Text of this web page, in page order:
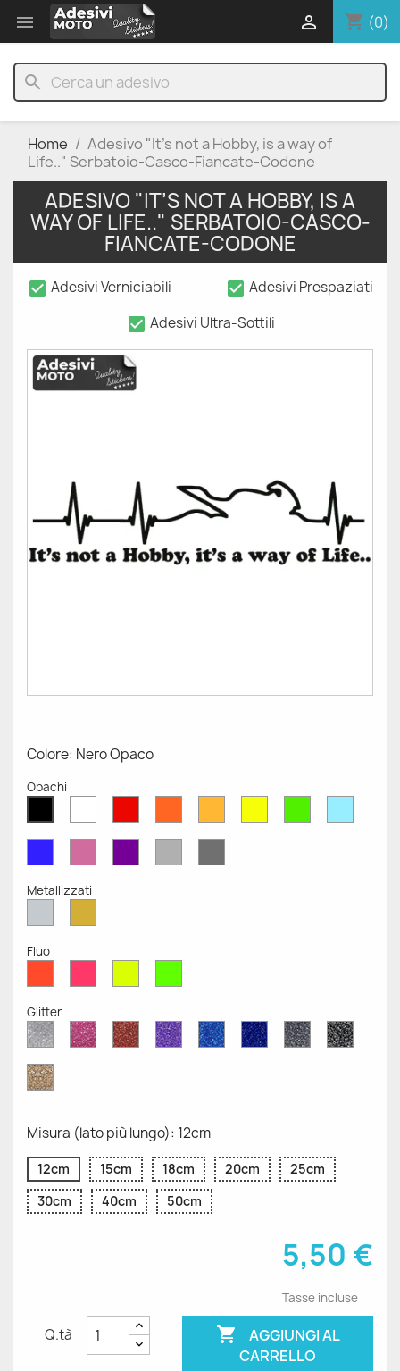
 shopping_cart (0)

search
Home
Adesivo "It’s not a Hobby, is a way of
Life.." Serbatoio-Casco-Fiancate-Codone
ADESIVO "IT’S NOT A HOBBY, IS A
WAY OF LIFE.." SERBATOIO-CASCO-
FIANCATE-CODONE
check_box Adesivi Verniciabili check_box Adesivi Prespaziati
check_box Adesivi Ultra-Sottili
Colore: Nero Opaco
Opachi
Opaco OpacoOpacoOpacoOpacoOpacoOpacoOpaco
OpacoOpacoOpacoChiaroScuro
Metallizzati
MetallizzatoMetallizzato
Fluo
Fluo
Fluo
Fluo
Fluo
Glitter
Diamante
Glitter
Rosa
Glitter
Rosso
Glitter
Viola
Glitter
Blu
Zaffiro
Blu
Cobalto
Grigio
Glitter
Nero
Glitter
Oro
Glitter
Misura (lato più lungo): 12cm
12cm 15cm 18cm 20cm
25cm
30cm
40cm 50cm
5,50 €
Tasse incluse
Q.tà 
CARRELLO